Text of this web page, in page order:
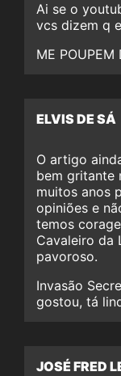
Ai se o
vcs dizem q
ME POUPEM
ELVIS DE SÁ
O artigo
bem gritante
muitos anos
opiniões e
temos
Cavaleiro da
pavoroso.
Invasão
gostou, tá
JOSÉ FRED